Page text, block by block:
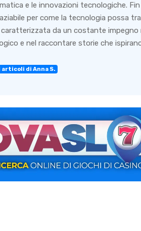
e le innovazioni tecnologiche.
per come la tecnologia possa
caratterizzata da un costante
e nel raccontare storie che
di Anna S.